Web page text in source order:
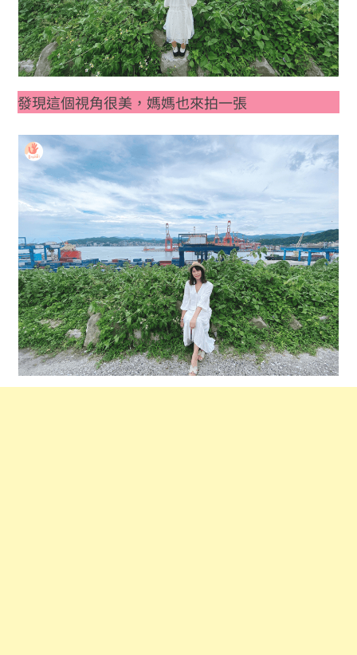
發現這個視角很美，媽媽也來拍一張